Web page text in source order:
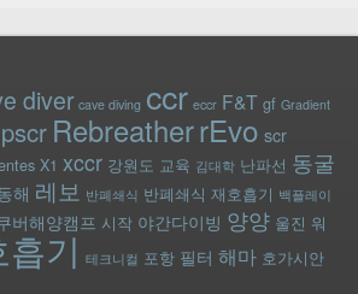
diver cave diving ccr eccr F&T gf Gradient
pscr RebreatherrEvo scr
X1 xccr 강원도 교육 김대학 난파선 동굴
해 레보 반폐쇄식 반폐쇄식 재호흡기 백플레이
버해양캠프 시작 야간다이빙 양양 울진 워
기 테크니컬 포항 필터 해마 호가시안